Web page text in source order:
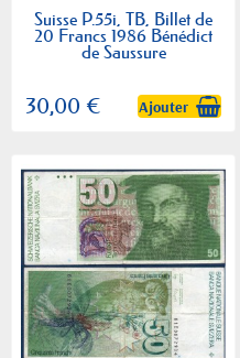
Suisse P.55i, TB, Billet de
20 Francs 1986 Bénédict
de Saussure
30,00 € Ajouter